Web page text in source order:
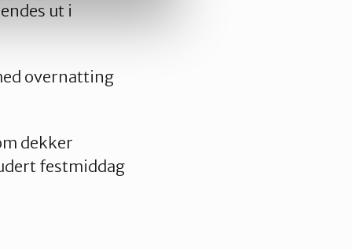
ut i
overnatting
dekker
festmiddag